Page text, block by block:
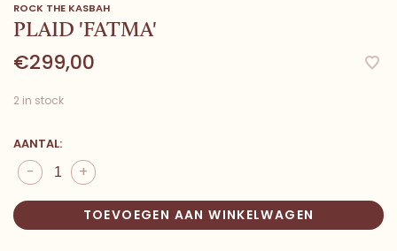
ROCK THE KASBAH
PLAID 'FATMA'
€299,00
2 in stock
AANTAL:
+
-
TOEVOEGEN AAN WINKELWAGEN